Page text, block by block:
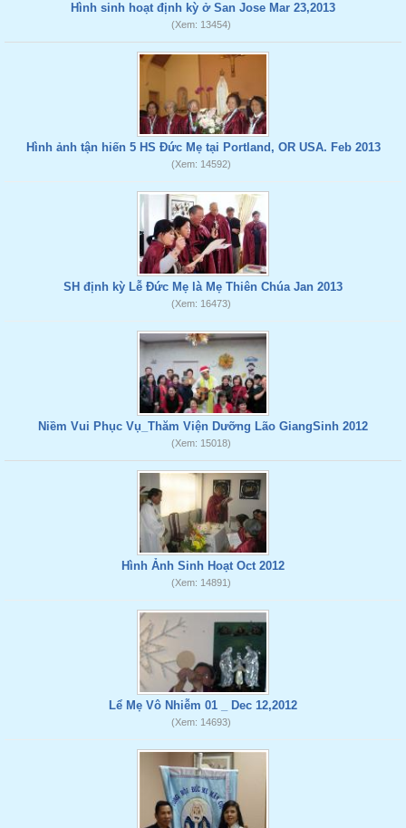
Hình sinh hoạt định kỳ ở San Jose Mar 23,2013
(Xem: 13454)
Hình ảnh tận hiến 5 HS Đức Mẹ tại Portland, OR USA. Feb 2013
(Xem: 14592)
SH định kỳ Lễ Đức Mẹ là Mẹ Thiên Chúa Jan 2013
(Xem: 16473)
Niềm Vui Phục Vụ_Thăm Viện Dưỡng Lão GiangSinh 2012
(Xem: 15018)
Hình Ảnh Sinh Hoạt Oct 2012
(Xem: 14891)
Lể Mẹ Vô Nhiễm 01 _ Dec 12,2012
(Xem: 14693)